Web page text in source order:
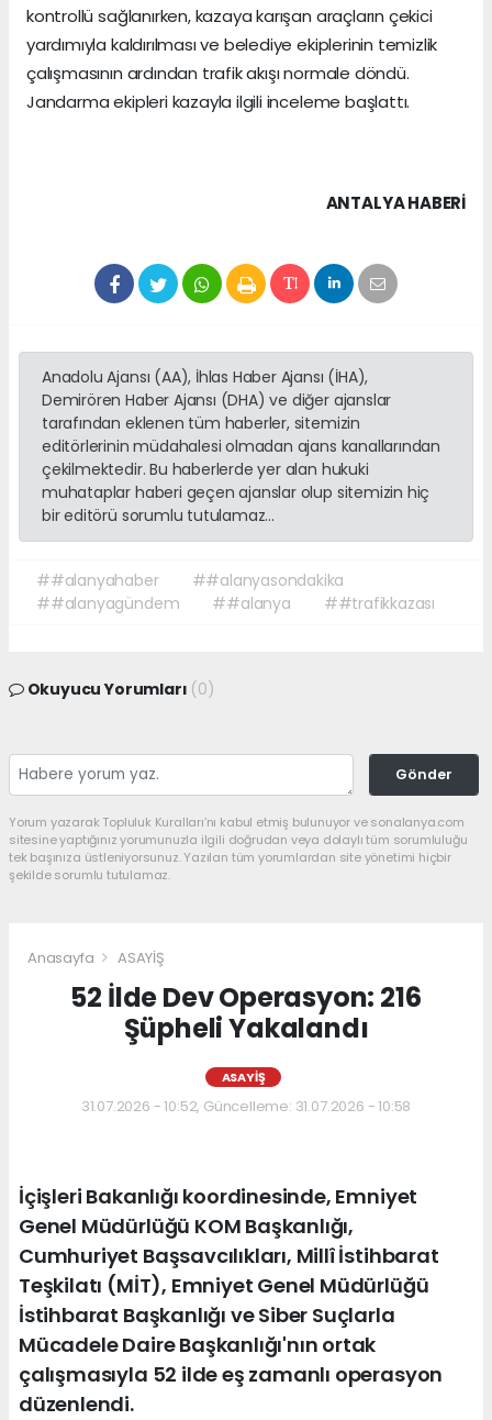
kontrollü sağlanırken, kazaya karışan araçların çekici
yardımıyla kaldırılması ve belediye ekiplerinin temizlik
çalışmasının ardından trafik akışı normale döndü.
Jandarma ekipleri kazayla ilgili inceleme başlattı.
ANTALYA HABERİ
Anadolu Ajansı (AA), İhlas Haber Ajansı (İHA),
Demirören Haber Ajansı (DHA) ve diğer ajanslar
tarafından eklenen tüm haberler, sitemizin
editörlerinin müdahalesi olmadan ajans kanallarından
çekilmektedir. Bu haberlerde yer alan hukuki
muhataplar haberi geçen ajanslar olup sitemizin hiç
bir editörü sorumlu tutulamaz...
##alanyahaber
##alanyasondakika
##alanyagündem
##alanya ##trafikkazası
Okuyucu Yorumları (0)
Gönder
Yorum yazarak Topluluk Kuralları’nı kabul etmiş bulunuyor ve sonalanya.com
sitesine yaptığınız yorumunuzla ilgili doğrudan veya dolaylı tüm sorumluluğu
tek başınıza üstleniyorsunuz. Yazılan tüm yorumlardan site yönetimi hiçbir
şekilde sorumlu tutulamaz.
Anasayfa ASAYİŞ
52 İlde Dev Operasyon: 216
Şüpheli Yakalandı
ASAYİŞ
31.07.2026 - 10:52, Güncelleme: 31.07.2026 - 10:58
İçişleri Bakanlığı koordinesinde, Emniyet
Genel Müdürlüğü KOM Başkanlığı,
Cumhuriyet Başsavcılıkları, Millî İstihbarat
Teşkilatı (MİT), Emniyet Genel Müdürlüğü
İstihbarat Başkanlığı ve Siber Suçlarla
Mücadele Daire Başkanlığı'nın ortak
çalışmasıyla 52 ilde eş zamanlı operasyon
düzenlendi.